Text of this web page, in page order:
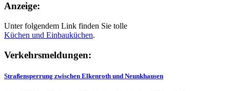
Anzeige:
Unter folgendem Link finden Sie tolle
Küchen und Einbauküchen.
Verkehrsmeldungen:
Straßensperrung zwischen Elkenroth und Neunkhausen